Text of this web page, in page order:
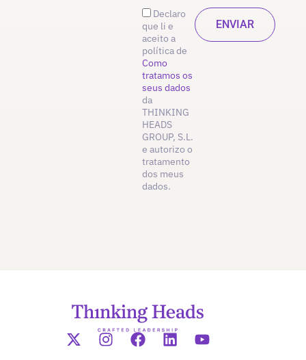
Declaro
que li e
aceito a
política de
Como
tratamos os
seus dados
da
THINKING
HEADS
GROUP, S.L.
e autorizo o
tratamento
dos meus
dados.